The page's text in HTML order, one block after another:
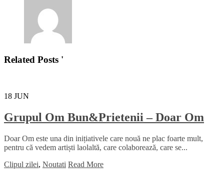
Related Posts '
18 JUN
Grupul Om Bun&Prietenii – Doar Om
Doar Om este una din inițiativele care nouă ne plac foarte mult,
pentru că vedem artiști laolaltă, care colaborează, care se...
Clipul zilei, Noutati Read More